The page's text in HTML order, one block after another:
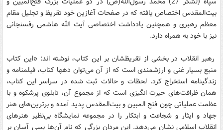
بیت‌المقدس اختصاص یافته که در صفحات آغازین خود تقریظ و تجلیل مقام
معظم رهبری و همچنین یادداشت اختصاصی آیت الله هاشمی رفسنجانی
نیز با خود به همراه دارد.
رهبر انقلاب در بخشی از تقریظشان بر این کتاب، نوشته اند: «این کتاب
منبع بسیار غنی و ارزشمندی است که از آن می‌توان دهها کتاب، فیلمنامه و
زندگینامه استخراج کرد. لحظات و حالات ثبت شده در سراسر این کتاب،
همان ظرافت‌های حیرت انگیزی است که از مجموع آن، تابلوی پرشکوه و با
عظمت عملیاتی چون فتح المبین و بیت‌المقدس پدید آمده و برترین‌های هنر
جهاد و ایثار و شجاعت و ابتکار را در مجموعه نمایشگاه بی‌نظیر هنرهای
انقلاب اسلامی نشان می‌دهد. این مردان بزرگی که نام آن‌ها بسی آسان بر